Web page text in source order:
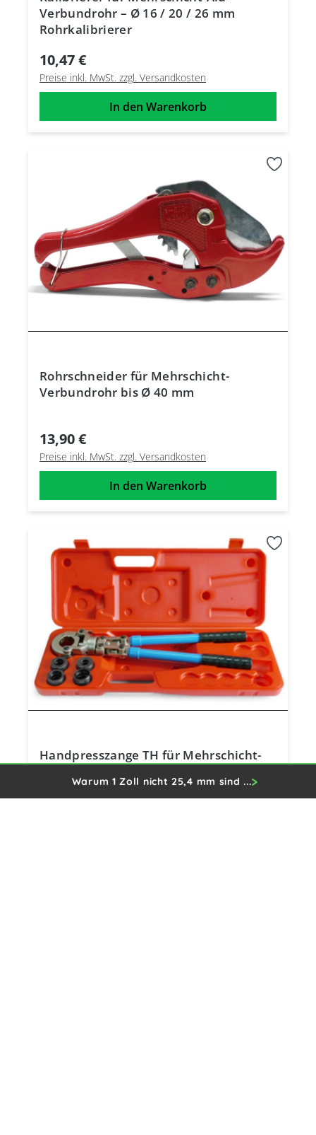
Warum 1 Zoll nicht 25,4 mm sind ...
Verbundrohr – Ø 16 / 20 / 26 mm
Rohrkalibrierer
10,47 €
Preise inkl. MwSt. zzgl. Versandkosten
In den Warenkorb
Rohrschneider für Mehrschicht-
Verbundrohr bis Ø 40 mm
13,90 €
Preise inkl. MwSt. zzgl. Versandkosten
In den Warenkorb
Handpresszange TH für Mehrschicht-
inkl. Koffer